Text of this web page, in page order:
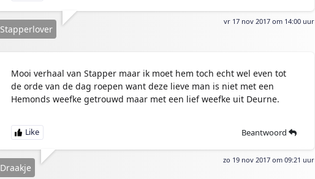
vr 17 nov 2017 om 14:00 uur
Stapperlover
Mooi verhaal van Stapper maar ik moet hem toch echt wel even tot
de orde van de dag roepen want deze lieve man is niet met een
Hemonds weefke getrouwd maar met een lief weefke uit Deurne.
Beantwoord
zo 19 nov 2017 om 09:21 uur
Draakje